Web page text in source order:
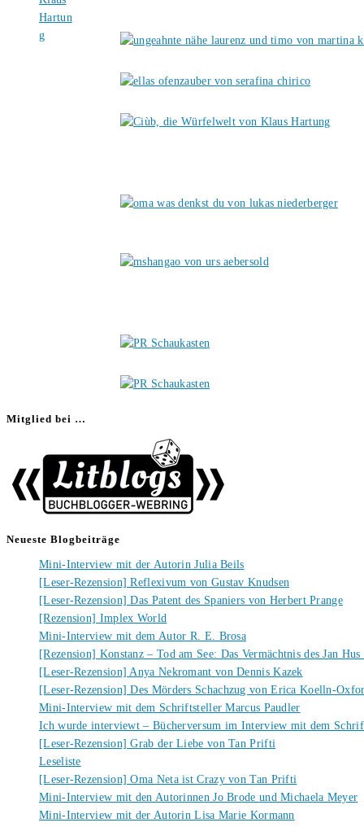
Mitglied bei …
Neueste Blogbeiträge
Mini-Interview mit der Autorin Julia Beils
[Leser-Rezension] Reflexivum von Gustav Knudsen
[Leser-Rezension] Das Patent des Spaniers von Herbert Prange
[Rezension] Implex World
Mini-Interview mit dem Autor R. E. Brosa
[Rezension] Konstanz – Tod am See: Das Vermächtnis des Jan
[Leser-Rezension] Anya Nekromant von Dennis Kazek
[Leser-Rezension] Des Mörders Schachzug von Erica Koelln-
Mini-Interview mit dem Schriftsteller Marcus Paudler
Ich wurde interviewt – Bücherversum im Interview mit dem
[Leser-Rezension] Grab der Liebe von Tan Prifti
Leseliste
[Leser-Rezension] Oma Neta ist Crazy von Tan Prifti
Mini-Interview mit den Autorinnen Jo Brode und Michaela Meyer
Mini-Interview mit der Autorin Lisa Marie Kormann